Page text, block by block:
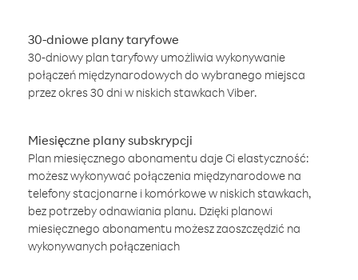
30-dniowe plany taryfowe
30-dniowy plan taryfowy umożliwia wykonywanie
połączeń międzynarodowych do wybranego miejsca
przez okres 30 dni w niskich stawkach Viber.
Miesięczne plany subskrypcji
Plan miesięcznego abonamentu daje Ci elastyczność:
możesz wykonywać połączenia międzynarodowe na
telefony stacjonarne i komórkowe w niskich stawkach,
bez potrzeby odnawiania planu. Dzięki planowi
miesięcznego abonamentu możesz zaoszczędzić na
wykonywanych połączeniach